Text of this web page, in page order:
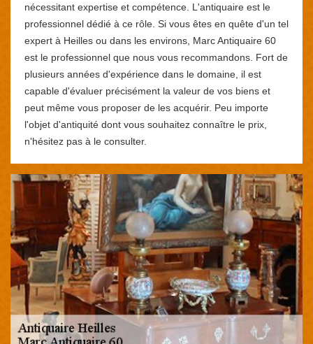
nécessitant expertise et compétence. L'antiquaire est le
professionnel dédié à ce rôle. Si vous êtes en quête d'un tel
expert à Heilles ou dans les environs, Marc Antiquaire 60
est le professionnel que nous vous recommandons. Fort de
plusieurs années d'expérience dans le domaine, il est
capable d'évaluer précisément la valeur de vos biens et
peut même vous proposer de les acquérir. Peu importe
l'objet d'antiquité dont vous souhaitez connaître le prix,
n'hésitez pas à le consulter.